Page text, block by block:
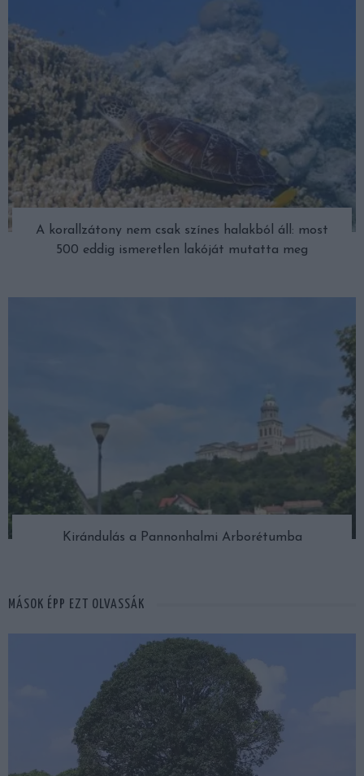
A korallzátony nem csak színes halakból áll: most
500 eddig ismeretlen lakóját mutatta meg
Kirándulás a Pannonhalmi Arborétumba
MÁSOK ÉPP EZT OLVASSÁK